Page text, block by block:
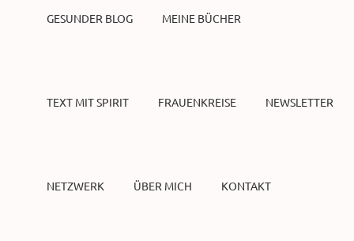
GESUNDER BLOG MEINE BÜCHER
TEXT MIT SPIRIT FRAUENKREISE NEWSLETTER
NETZWERK ÜBER MICH KONTAKT